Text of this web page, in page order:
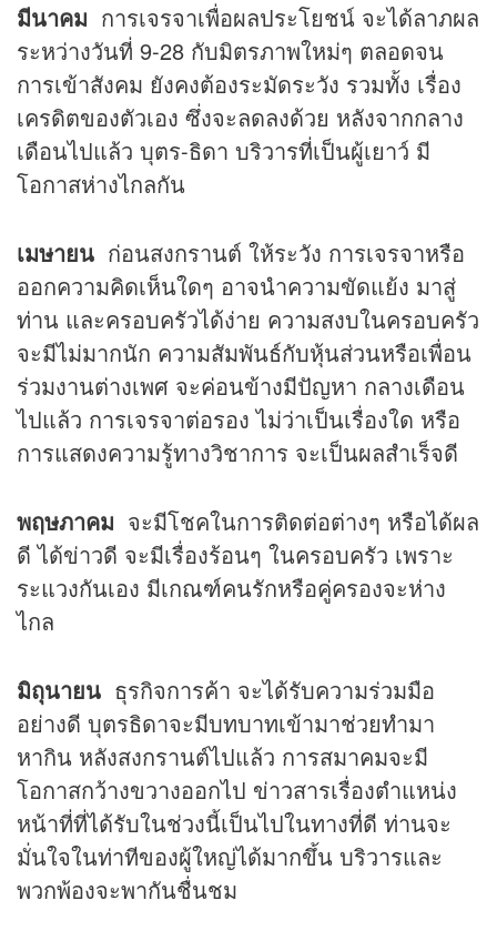
มีนาคม การเจรจาเพื่อผลประโยชน์ จะได้ลาภผล
ระหว่างวันที่ 9-28 กับมิตรภาพใหม่ๆ ตลอดจน
การเข้าสังคม ยังคงต้องระมัดระวัง รวมทั้ง เรื่อง
เครดิตของตัวเอง ซึ่งจะลดลงด้วย หลังจากกลาง
เดือนไปแล้ว บุตร-ธิดา บริวารที่เป็นผู้เยาว์ มี
โอกาสห่างไกลกัน
เมษายน ก่อนสงกรานต์ ให้ระวัง การเจรจาหรือ
ออกความคิดเห็นใดๆ อาจนำความขัดแย้ง มาสู่
ท่าน และครอบครัวได้ง่าย ความสงบในครอบครัว
จะมีไม่มากนัก ความสัมพันธ์กับหุ้นส่วนหรือเพื่อน
ร่วมงานต่างเพศ จะค่อนข้างมีปัญหา กลางเดือน
ไปแล้ว การเจรจาต่อรอง ไม่ว่าเป็นเรื่องใด หรือ
การแสดงความรู้ทางวิชาการ จะเป็นผลสำเร็จดี
พฤษภาคม จะมีโชคในการติดต่อต่างๆ หรือได้ผล
ดี ได้ข่าวดี จะมีเรื่องร้อนๆ ในครอบครัว เพราะ
ระแวงกันเอง มีเกณฑ์คนรักหรือคู่ครองจะห่าง
ไกล
มิถุนายน ธุรกิจการค้า จะได้รับความร่วมมือ
อย่างดี บุตรธิดาจะมีบทบาทเข้ามาช่วยทำมา
หากิน หลังสงกรานต์ไปแล้ว การสมาคมจะมี
โอกาสกว้างขวางออกไป ข่าวสารเรื่องตำแหน่ง
หน้าที่ที่ได้รับในช่วงนี้เป็นไปในทางที่ดี ท่านจะ
มั่นใจในท่าทีของผู้ใหญ่ได้มากขึ้น บริวารและ
พวกพ้องจะพากันชื่นชม